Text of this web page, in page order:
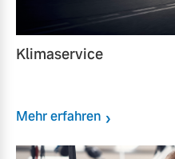
Klimaservice
Mehr erfahren